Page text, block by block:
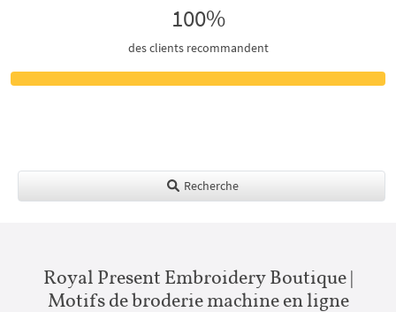
100%
des clients recommandent
Recherche
Royal Present Embroidery Boutique |
Motifs de broderie machine en ligne